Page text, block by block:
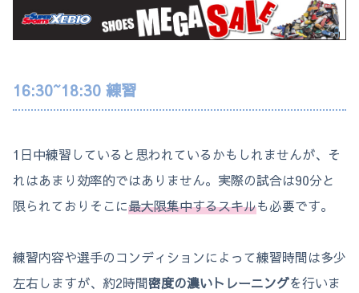
16:30~18:30 練習
1日中練習していると思われているかもしれませんが、そ
れはあまり効率的ではありません。実際の試合は90分と
限られておりそこに最大限集中するスキルも必要です。
練習内容や選手のコンディションによって練習時間は多少
左右しますが、約2時間密度の濃いトレーニングを行いま